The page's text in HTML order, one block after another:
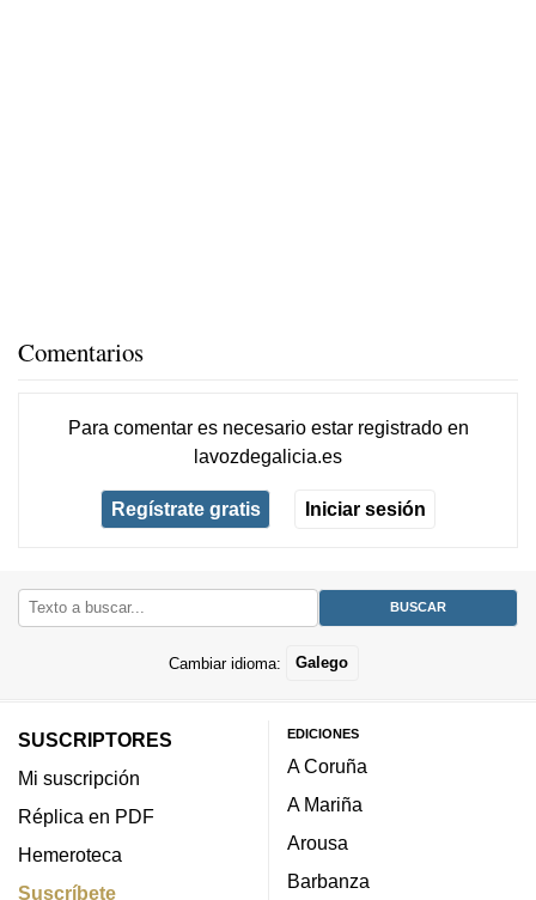
Comentarios
Para comentar es necesario estar registradoen
lavozdegalicia.es
Regístrate gratis Iniciar sesión
Cambiar idioma: Galego
SUSCRIPTORES
Mi suscripción
Réplica en PDF
Hemeroteca
Suscríbete
EDICIONES
A Coruña
A Mariña
Arousa
Barbanza